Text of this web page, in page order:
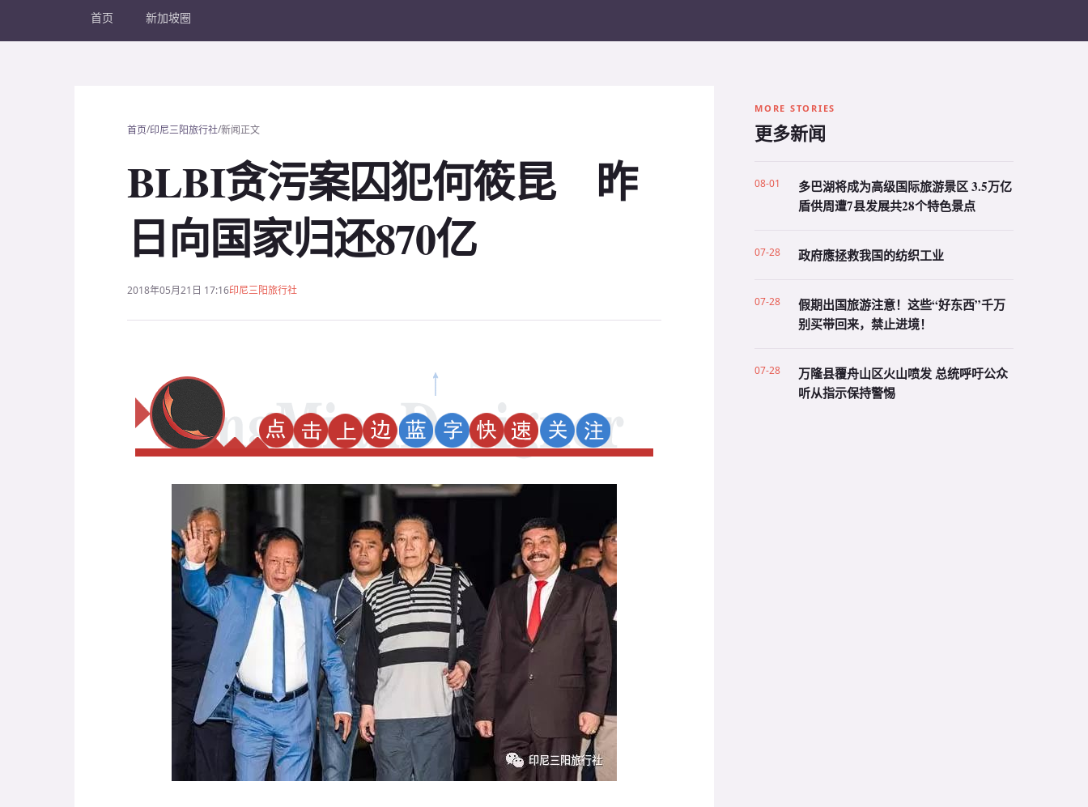
首页 新加坡圈
首页/印尼三阳旅行社/新闻正文
BLBI贪污案囚犯何筱昆 昨
日向国家归还870亿
2018年05月21日 17:16印尼三阳旅行社
MORE STORIES
更多新闻
08-01
多巴湖将成为高级国际旅游景区 3.5万亿
盾供周遭7县发展共28个特色景点
07-28 政府應拯救我国的纺织工业
07-28
假期出国旅游注意！这些“好东西”千万
别买带回来，禁止进境！
07-28
万隆县覆舟山区火山喷发 总统呼吁公众
听从指示保持警惕